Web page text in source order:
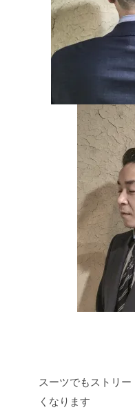
スーツでもストリ
くなります